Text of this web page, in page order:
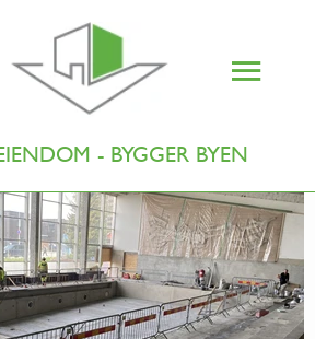
- BYGGER BYEN